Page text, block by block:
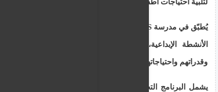
الأنشطة الإبداعية، التي تُناسب اهتمامات الأطفال
وقدراتهم واحتياجاتهم المُختلفة.
يشمل البرنامج التحليلي أنشطةً إبداعيةً، مثل: التعبير